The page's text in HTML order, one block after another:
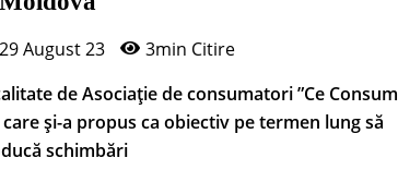
29 August 23
3min Citire
de Asociație de consumatori ”Ce Consum
care și-a propus ca obiectiv pe termen lung să
schimbări